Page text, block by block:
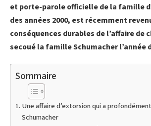
et porte-parole officielle de la famille
des années 2000, est récemment
conséquences durables de l’affaire de
secoué la famille Schumacher l’année
Sommaire
Une affaire d’extorsion qui a
Schumacher